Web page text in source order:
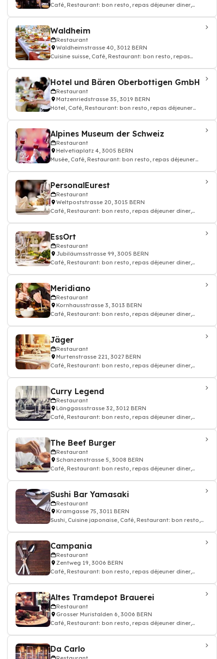
Café, Restaurant: bon resto, repas déjeuner dîner,
Waldheim
Restaurant
Waldheimstrasse 40, 3012 BERN
Cuisine suisse, Café, Restaurant: bon resto, repas
Hotel und Bären Oberbottigen GmbH
Restaurant
Matzenriedstrasse 35, 3019 BERN
Hôtel, Café, Restaurant: bon resto, repas déjeuner
Alpines Museum der Schweiz
Restaurant
Helvetiaplatz 4, 3005 BERN
Musée, Café, Restaurant: bon resto, repas déjeuner
PersonalEurest
Restaurant
Weltpoststrasse 20, 3015 BERN
Café, Restaurant: bon resto, repas déjeuner dîner,
EssOrt
Restaurant
Jubiläumsstrasse 99, 3005 BERN
Café, Restaurant: bon resto, repas déjeuner dîner,
Meridiano
Restaurant
Kornhausstrasse 3, 3013 BERN
Café, Restaurant: bon resto, repas déjeuner dîner,
Jäger
Restaurant
Murtenstrasse 221, 3027 BERN
Café, Restaurant: bon resto, repas déjeuner dîner,
Curry Legend
Restaurant
Länggassstrasse 32, 3012 BERN
Café, Restaurant: bon resto, repas déjeuner dîner,
The Beef Burger
Restaurant
Schanzenstrasse 5, 3008 BERN
Café, Restaurant: bon resto, repas déjeuner dîner,
Sushi Bar Yamasaki
Restaurant
Kramgasse 75, 3011 BERN
Sushi, Cuisine japonaise, Café, Restaurant: bon resto,
Campania
Restaurant
Zentweg 19, 3006 BERN
Café, Restaurant: bon resto, repas déjeuner dîner,
Altes Tramdepot Brauerei
Restaurant
Grosser Muristalden 6, 3006 BERN
Café, Restaurant: bon resto, repas déjeuner dîner,
Da Carlo